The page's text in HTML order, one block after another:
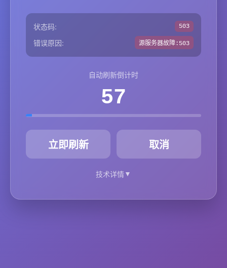
状态码: 503
错误原因: 源服务器故障:503
自动刷新倒计时
57
立即刷新 取消
技术详情▼